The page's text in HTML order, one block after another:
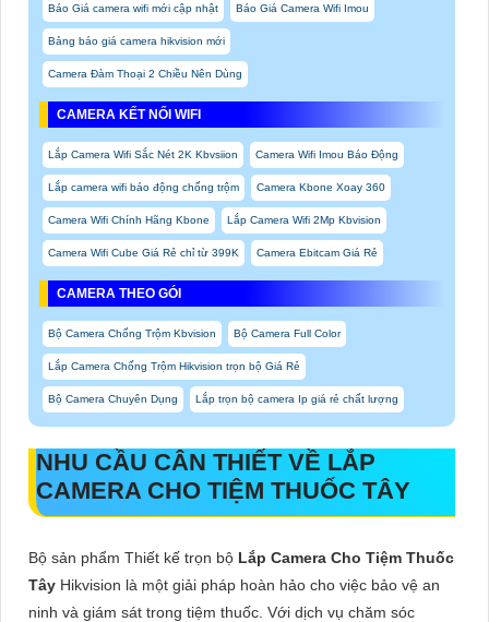
Báo Giá camera wifi mới cập nhật Báo Giá Camera Wifi Imou
Bảng báo giá camera hikvision mới
Camera Đàm Thoại 2 Chiều Nên Dùng
CAMERA KẾT NỐI WIFI
Lắp Camera Wifi Sắc Nét 2K Kbvsiion Camera Wifi Imou Báo Động
Lắp camera wifi báo động chống trộm Camera Kbone Xoay 360
Camera Wifi Chính Hãng Kbone Lắp Camera Wifi 2Mp Kbvision
Camera Wifi Cube Giá Rẻ chỉ từ 399K Camera Ebitcam Giá Rẻ
CAMERA THEO GÓI
Bộ Camera Chống Trộm Kbvision Bộ Camera Full Color
Lắp Camera Chống Trộm Hikvision trọn bộ Giá Rẻ
Bộ Camera Chuyên Dụng Lắp trọn bộ camera Ip giá rẻ chất lượng
NHU CẦU CÂN THIẾT VỀ LẮP
CAMERA CHO TIỆM THUỐC TÂY
Bộ sản phẩm Thiết kế trọn bộ Lắp Camera Cho Tiệm Thuốc
Tây Hikvision là một giải pháp hoàn hảo cho việc bảo vệ an
ninh và giám sát trong tiệm thuốc. Với dịch vụ chăm sóc